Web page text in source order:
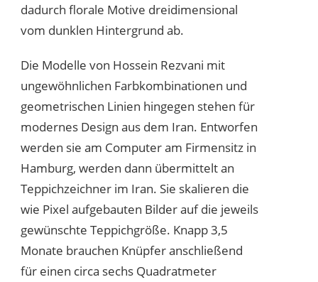
dadurch florale Motive dreidimensional
vom dunklen Hintergrund ab.
Die Modelle von Hossein Rezvani mit
ungewöhnlichen Farbkombinationen und
geometrischen Linien hingegen stehen für
modernes Design aus dem Iran. Entworfen
werden sie am Computer am Firmensitz in
Hamburg, werden dann übermittelt an
Teppichzeichner im Iran. Sie skalieren die
wie Pixel aufgebauten Bilder auf die jeweils
gewünschte Teppichgröße. Knapp 3,5
Monate brauchen Knüpfer anschließend
für einen circa sechs Quadratmeter